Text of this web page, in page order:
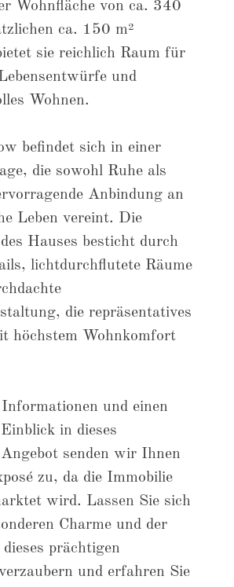
Wohnfläche von ca. 340
ca. 150 m²
sie reichlich Raum für
und
Wohnen.
befindet sich in einer
die sowohl Ruhe als
Anbindung an
Leben vereint. Die
Hauses besticht durch
lichtdurchflutete Räume
die repräsentatives
höchstem Wohnkomfort
und einen
in dieses
senden wir Ihnen
zu, da die Immobilie
wird. Lassen Sie sich
Charme und der
prächtigen
und erfahren Sie